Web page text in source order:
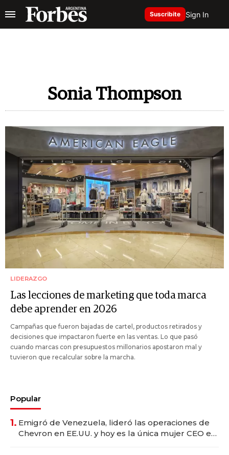
Suscribite Sign In
Sonia Thompson
LIDERAZGO
Las lecciones de marketing que toda marca
debe aprender en 2026
Campañas que fueron bajadas de cartel, productos retirados y
decisiones que impactaron fuerte en las ventas. Lo que pasó
cuando marcas con presupuestos millonarios apostaron mal y
tuvieron que recalcular sobre la marcha.
Popular
1. Emigró de Venezuela, lideró las operaciones de
Chevron en EE.UU. y hoy es la única mujer CEO en